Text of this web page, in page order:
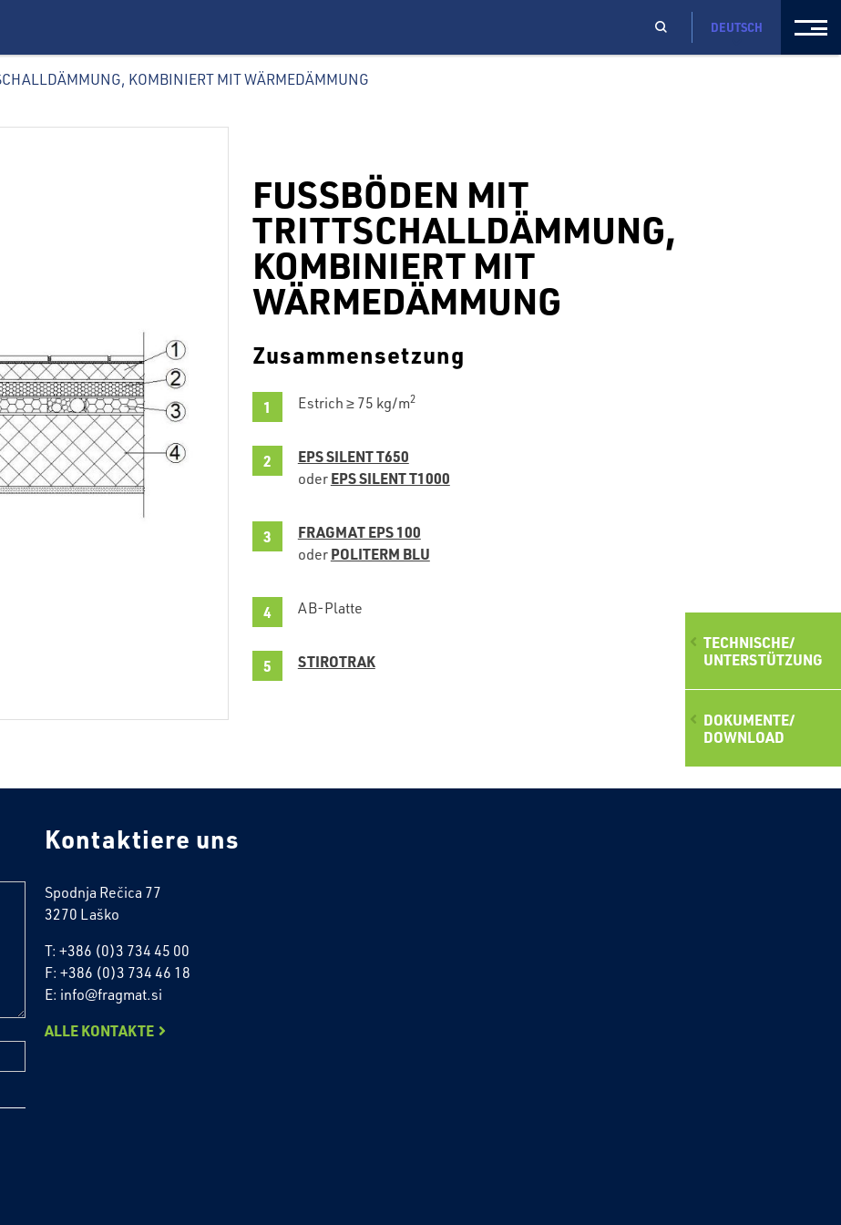
TECHNISCHE/
UNTERSTÜTZUNG
DOKUMENTE/
DOWNLOAD
DEUTSCH
KOMBINIERT MIT WÄRMEDÄMMUNG
FUSSBÖDEN MIT
TRITTSCHALLDÄMMUNG,
KOMBINIERT MIT
WÄRMEDÄMMUNG
Zusammensetzung
Estrich ≥ 75 kg/m2
EPS SILENT T650
oder EPS SILENT T1000
FRAGMAT EPS 100
oder POLITERM BLU
AB-Platte
STIROTRAK
Kontaktiere uns
Spodnja Rečica 77
3270 Laško
T: +386 (0)3 734 45 00
F: +386 (0)3 734 46 18
E: info@fragmat.si
ALLE KONTAKTE